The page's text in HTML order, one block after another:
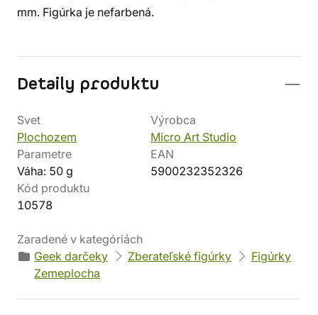
mm. Figúrka je nefarbená.
Detaily produktu
Svet
Plochozem
Výrobca
Micro Art Studio
Parametre
Váha: 50 g
EAN
5900232352326
Kód produktu
10578
Zaradené v kategóriách
Geek darčeky
Zberateľské figúrky
Figúrky
Zemeplocha